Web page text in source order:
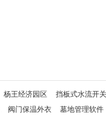
杨王经济园区
挡板式水流开关
阀门保温外衣 墓地管理软件